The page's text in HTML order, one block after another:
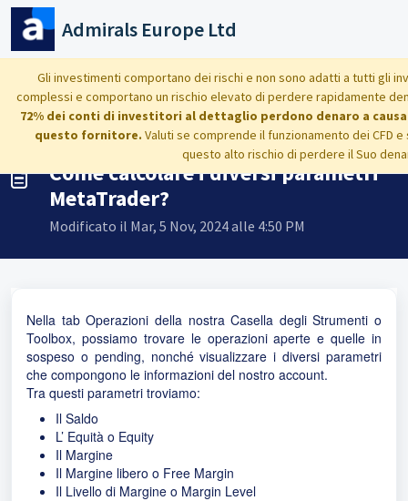
Salta al contenuto principale
Admirals Europe Ltd
Gli investimenti comportano dei rischi e non sono adatti a tutti gli
complessi e comportano un rischio elevato di perdere rapidamente
72% dei conti di investitori al dettaglio perdono denaro a causa
questo fornitore. Valuti se comprende il funzionamento dei CFD
questo alto rischio di perdere il Suo
Home ... Come calcolare i diversi parametri MetaTrader?
Come calcolare i diversi parametri
MetaTrader?
Modificato il Mar, 5 Nov, 2024 alle 4:50 PM
Nella tab Operazioni della nostra Casella degli Strumenti o
Toolbox, possiamo trovare le operazioni aperte e quelle in
sospeso o pending, nonché visualizzare i diversi parametri
che compongono le informazioni del nostro account.
Tra questi parametri troviamo:
Il Saldo
L’ Equità o Equity
Il Margine
Il Margine libero o Free Margin
Il Livello di Margine o Margin Level